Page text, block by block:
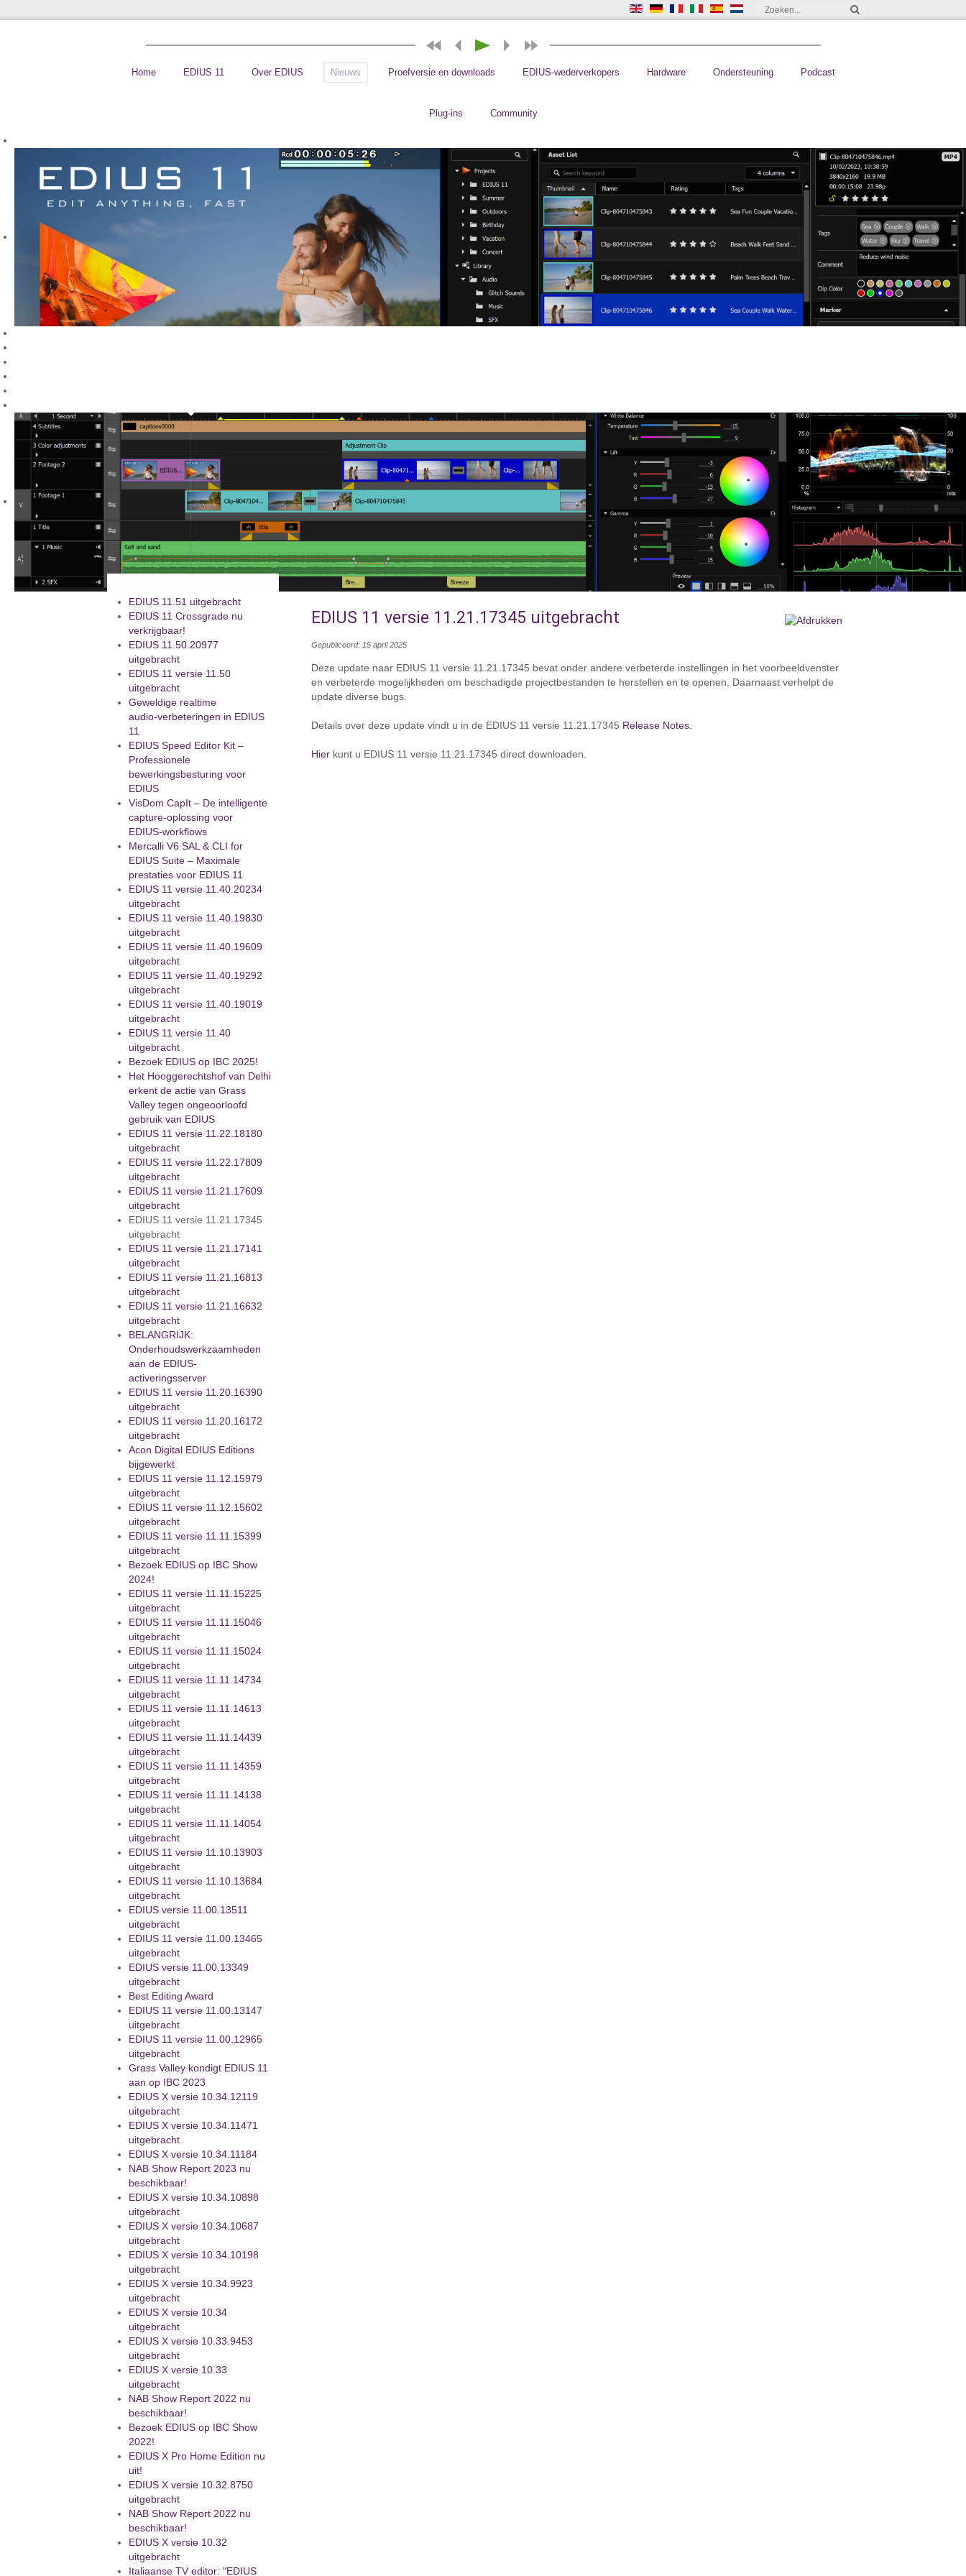
Home EDIUS 11 Over EDIUS Nieuws Proefversie en downloads EDIUS-wederverkopers Hardware Ondersteuning Podcast
Plug-ins Community
EDIUS 11 versie 11.21.17345 uitgebracht
Gepubliceerd: 15 april 2025
Deze update naar EDIUS 11 versie 11.21.17345 bevat onder andere verbeterde instellingen in het voorbeeldvenster
en verbeterde mogelijkheden om beschadigde projectbestanden te herstellen en te openen. Daarnaast verhelpt de
update diverse bugs.
Details over deze update vindt u in de EDIUS 11 versie 11.21.17345 Release Notes
Hier kunt u EDIUS 11 versie 11.21.17345 direct downloaden.
EDIUS 11.51 uitgebracht
EDIUS 11 Crossgrade nu
verkrijgbaar!
EDIUS 11.50.20977
uitgebracht
EDIUS 11 versie 11.50
uitgebracht
Geweldige realtime
audio‑verbeteringen in EDIUS
11
EDIUS Speed Editor Kit –
Professionele
bewerkingsbesturing voor
EDIUS
VisDom CapIt – De intelligente
capture‑oplossing voor
EDIUS‑workflows
Mercalli V6 SAL & CLI for
EDIUS Suite – Maximale
prestaties voor EDIUS 11
EDIUS 11 versie 11.40.20234
uitgebracht
EDIUS 11 versie 11.40.19830
uitgebracht
EDIUS 11 versie 11.40.19609
uitgebracht
EDIUS 11 versie 11.40.19292
uitgebracht
EDIUS 11 versie 11.40.19019
uitgebracht
EDIUS 11 versie 11.40
uitgebracht
Bezoek EDIUS op IBC 2025!
Het Hooggerechtshof van Delhi
erkent de actie van Grass
Valley tegen ongeoorloofd
gebruik van EDIUS
EDIUS 11 versie 11.22.18180
uitgebracht
EDIUS 11 versie 11.22.17809
uitgebracht
EDIUS 11 versie 11.21.17609
uitgebracht
EDIUS 11 versie 11.21.17345
uitgebracht
EDIUS 11 versie 11.21.17141
uitgebracht
EDIUS 11 versie 11.21.16813
uitgebracht
EDIUS 11 versie 11.21.16632
uitgebracht
BELANGRIJK:
Onderhoudswerkzaamheden
aan de EDIUS-
activeringsserver
EDIUS 11 versie 11.20.16390
uitgebracht
EDIUS 11 versie 11.20.16172
uitgebracht
Acon Digital EDIUS Editions
bijgewerkt
EDIUS 11 versie 11.12.15979
uitgebracht
EDIUS 11 versie 11.12.15602
uitgebracht
EDIUS 11 versie 11.11.15399
uitgebracht
Bezoek EDIUS op IBC Show
2024!
EDIUS 11 versie 11.11.15225
uitgebracht
EDIUS 11 versie 11.11.15046
uitgebracht
EDIUS 11 versie 11.11.15024
uitgebracht
EDIUS 11 versie 11.11.14734
uitgebracht
EDIUS 11 versie 11.11.14613
uitgebracht
EDIUS 11 versie 11.11.14439
uitgebracht
EDIUS 11 versie 11.11.14359
uitgebracht
EDIUS 11 versie 11.11.14138
uitgebracht
EDIUS 11 versie 11.11.14054
uitgebracht
EDIUS 11 versie 11.10.13903
uitgebracht
EDIUS 11 versie 11.10.13684
uitgebracht
EDIUS versie 11.00.13511
uitgebracht
EDIUS 11 versie 11.00.13465
uitgebracht
EDIUS versie 11.00.13349
uitgebracht
Best Editing Award
EDIUS 11 versie 11.00.13147
uitgebracht
EDIUS 11 versie 11.00.12965
uitgebracht
Grass Valley kondigt EDIUS 11
aan op IBC 2023
EDIUS X versie 10.34.12119
uitgebracht
EDIUS X versie 10.34.11471
uitgebracht
EDIUS X versie 10.34.11184
NAB Show Report 2023 nu
beschikbaar!
EDIUS X versie 10.34.10898
uitgebracht
EDIUS X versie 10.34.10687
uitgebracht
EDIUS X versie 10.34.10198
uitgebracht
EDIUS X versie 10.34.9923
uitgebracht
EDIUS X versie 10.34
uitgebracht
EDIUS X versie 10.33.9453
uitgebracht
EDIUS X versie 10.33
uitgebracht
NAB Show Report 2022 nu
beschikbaar!
Bezoek EDIUS op IBC Show
2022!
EDIUS X Pro Home Edition nu
uit!
EDIUS X versie 10.32.8750
uitgebracht
NAB Show Report 2022 nu
beschikbaar!
EDIUS X versie 10.32
uitgebracht
Italiaanse TV editor: "EDIUS